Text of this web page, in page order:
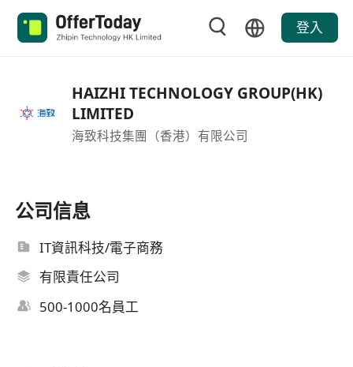
登入
HAIZHI TECHNOLOGY GROUP(HK)
LIMITED
海致科技集團（香港）有限公司
公司信息
IT資訊科技/電子商務
有限責任公司
500-1000名員工